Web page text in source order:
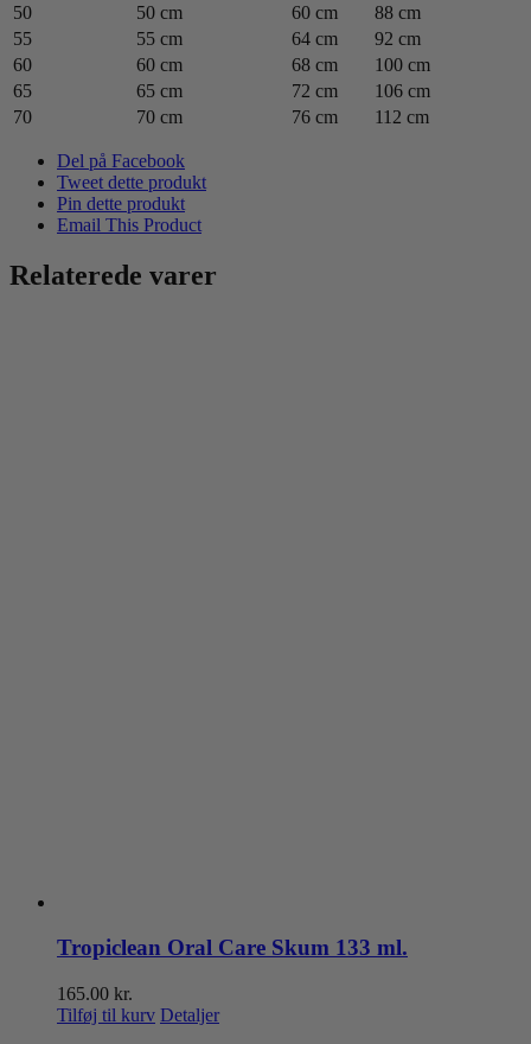
50
50 cm 60 cm
88 cm
55
55 cm 64 cm
92 cm
60
60 cm 68 cm
100 cm
65
65 cm 72 cm
106 cm
70
70 cm 76 cm 112 cm
Del på Facebook
Tweet dette produkt
Pin dette produkt
Email This Product
Relaterede varer
Tropiclean Oral Care Skum 133 ml.
165.00 kr.
Tilføj til kurv Detaljer